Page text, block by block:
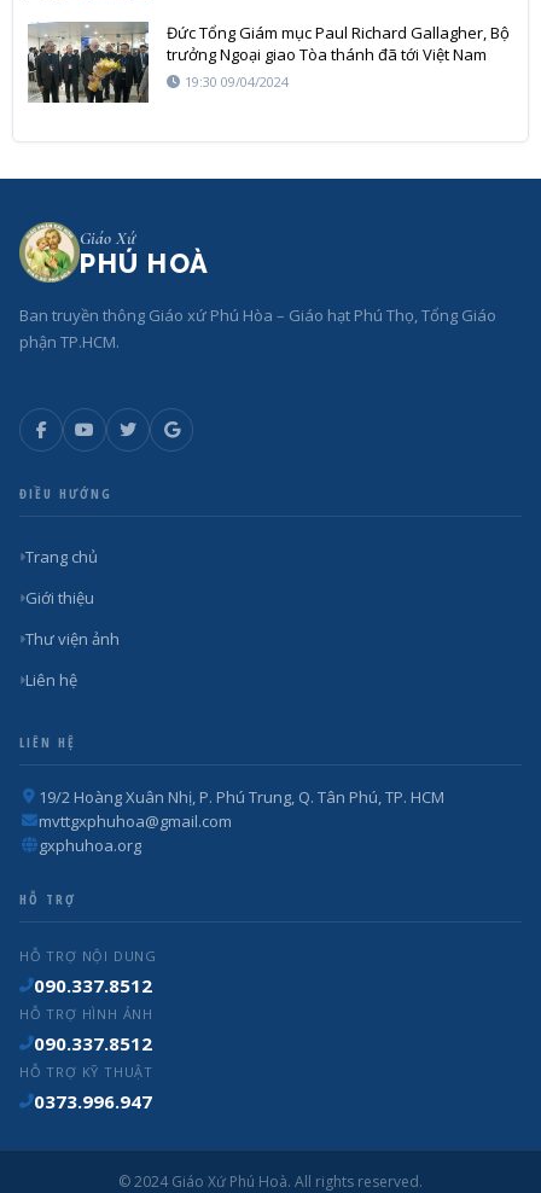
Đức Tổng Giám mục Paul Richard Gallagher, Bộ
trưởng Ngoại giao Tòa thánh đã tới Việt Nam
19:30 09/04/2024
Giáo Xứ
PHÚ HOÀ
Ban truyền thông Giáo xứ Phú Hòa – Giáo hạt Phú Thọ, Tổng Giáo
phận TP.HCM.
ĐIỀU HƯỚNG
Trang chủ
Giới thiệu
Thư viện ảnh
Liên hệ
LIÊN HỆ
19/2 Hoàng Xuân Nhị, P. Phú Trung, Q. Tân Phú, TP. HCM
mvttgxphuhoa@gmail.com
gxphuhoa.org
HỖ TRỢ
HỖ TRỢ NỘI DUNG
090.337.8512
HỖ TRỢ HÌNH ẢNH
090.337.8512
HỖ TRỢ KỸ THUẬT
0373.996.947
© 2024 Giáo Xứ Phú Hoà. All rights reserved.